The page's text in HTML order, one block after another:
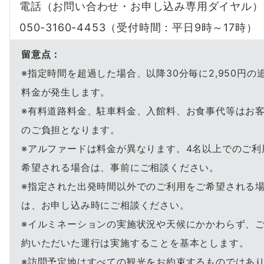
電話（お問い合わせ・お申し込み専用ダイヤ
050-3160-4453（受付時間：平日9時～17時）
留意点：
※指定時間を超過した場合、以降30分毎に2,950円の
料金が発生します。
※有料道路料金、駐車料金、入館料、お食事代等はお
のご負担となります。
※アルファードは料金が異なります。4名以上でのご利
希望される場合は、事前にご相談ください。
※指定された出発時間以外でのご利用をご希望される
は、お申し込み時にご相談ください。
※イルミネーションの実施状況や天候にかかわらず、
約いただいた運行は実施することを基本とします。
※訪問予定地はすべての観光をお約束するものではあ